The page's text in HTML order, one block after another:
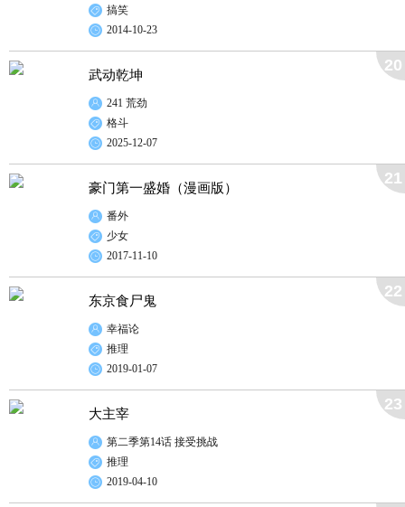
搞笑
2014-10-23
武动乾坤
241 荒劲
格斗
2025-12-07
20
豪门第一盛婚（漫画版）
番外
少女
2017-11-10
21
东京食尸鬼
幸福论
推理
2019-01-07
22
大主宰
第二季第14话 接受挑战
推理
2019-04-10
23